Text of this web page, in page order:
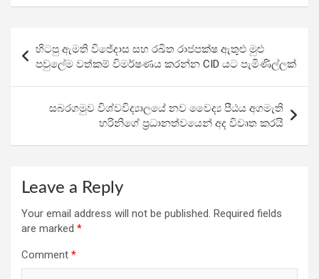
ce
b
o
o
k
tt
er
at
s
A
p
p
e
a
m
ar
e
navigation
හිටපු ඇමති විජේදාස සහ රඛිත රාජපක්ෂ ඇතුළු මුළු
පවුලේම වත්කම් විමර්ෂණය කරන්න CID යට පැමිණිල්ලක්
සබරගමුව විශ්වවිද්‍යාලයේ නව වෛද්‍ය පීඨය අගමැති
හරිනිගේ ප්‍රධානත්වයෙන් අද විවෘත කරයි
Leave a Reply
Your email address will not be published. Required fields
are marked *
Comment *